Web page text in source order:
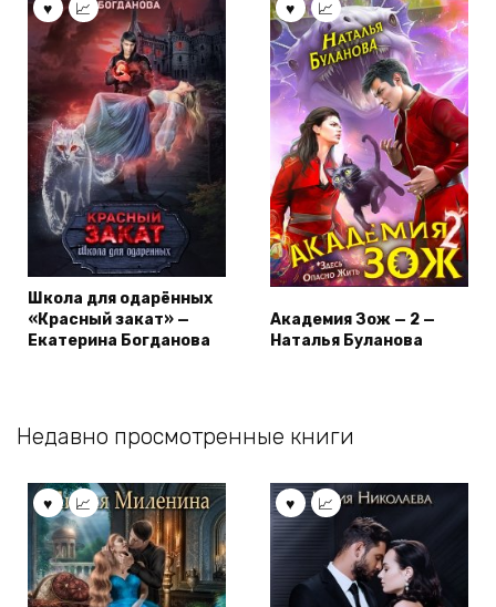
Школа для одарённых
«Красный закат» —
Екатерина Богданова
Академия Зож — 2 —
Наталья Буланова
Недавно просмотренные книги